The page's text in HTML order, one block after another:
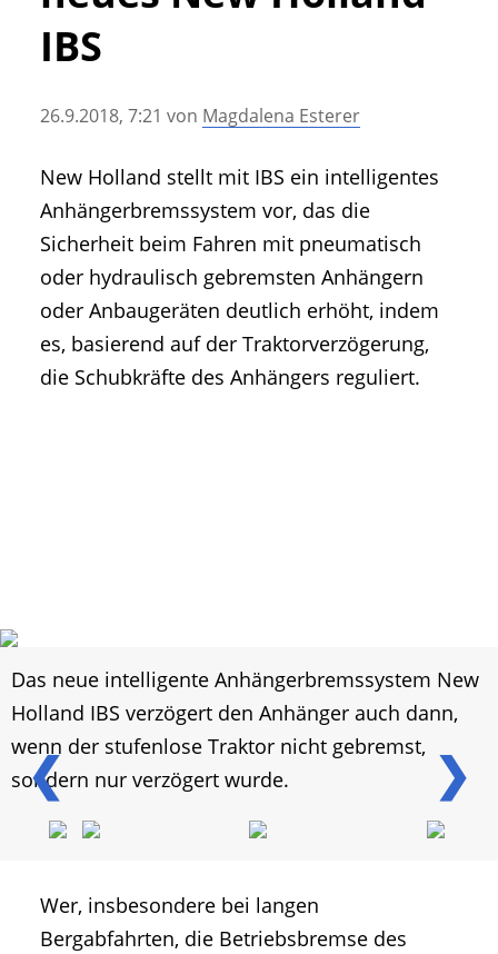
• Messen und Veranstaltungen
• Agritechnica Neuheiten Archiv
IBS
26.9.2018, 7:21 von Magdalena Esterer
New Holland stellt mit IBS ein intelligentes
Anhängerbremssystem vor, das die
Sicherheit beim Fahren mit pneumatisch
oder hydraulisch gebremsten Anhängern
oder Anbaugeräten deutlich erhöht, indem
es, basierend auf der Traktorverzögerung,
die Schubkräfte des Anhängers reguliert.
❮ ❯
Das neue intelligente Anhängerbremssystem New
Holland IBS verzögert den Anhänger auch dann,
wenn der stufenlose Traktor nicht gebremst,
sondern nur verzögert wurde.
Wer, insbesondere bei langen
Bergabfahrten, die Betriebsbremse des